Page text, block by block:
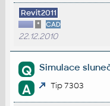
Revit2011
* CAD
22.12.2010
Q Simulace
A Tip 7303